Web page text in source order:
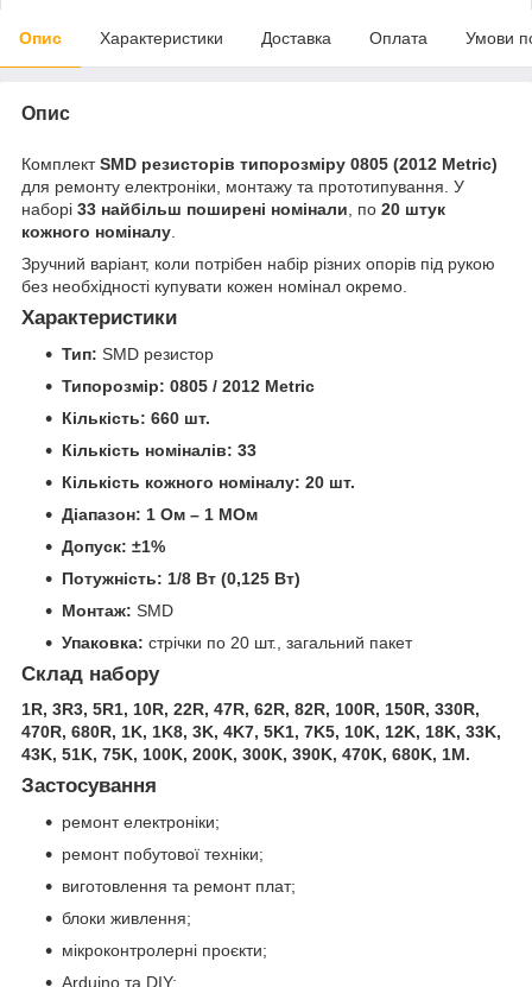
Опис Характеристики Доставка Оплата Умови
Опис
КомплектSMD резисторів типорозміру 0805 (2012 Metric)
для ремонту електроніки, монтажу та прототипування. У
наборі 33 найбільш поширені номінали , по 20 штук
кожного номіналу
Зручний варіант, коли потрібен набір різних опорів під рукою
без необхідності купувати кожен номінал окремо.
Характеристики
Тип: SMD резистор
Типорозмір: 0805 / 2012 Metric
Кількість: 660 шт.
Кількість номіналів: 33
Кількість кожного номіналу: 20 шт.
Діапазон: 1 Ом – 1 МОм
Допуск: ±1%
Потужність: 1/8 Вт (0,125 Вт)
Монтаж: SMD
Упаковка: стрічки по 20 шт., загальний пакет
Склад набору
1R, 3R3, 5R1, 10R, 22R, 47R, 62R, 82R, 100R, 150R, 330R,
470R, 680R, 1K, 1K8, 3K, 4K7, 5K1, 7K5, 10K, 12K, 18K, 33K,
43K, 51K, 75K, 100K, 200K, 300K, 390K, 470K, 680K, 1M.
Застосування
ремонт електроніки;
ремонт побутової техніки;
виготовлення та ремонт плат;
блоки живлення;
мікроконтролерні проєкти;
Arduino та DIY;